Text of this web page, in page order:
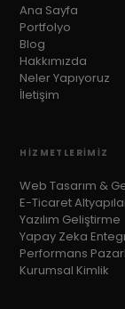
Ana Sayfa
Portfolyo
Blog
Hakkımızda
Neler Yapıyoruz
İletişim
HIZMETLERIMIZ
Web Tasarım &
E-Ticaret
Yazılım Geliştirme
Yapay Zeka
Performans
Kurumsal Kimlik